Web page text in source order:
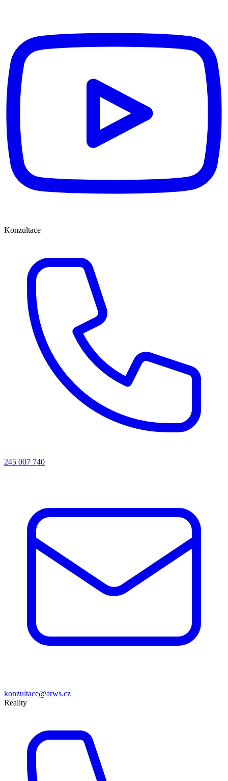
Konzultace
245 007 740
konzultace@arws.cz
Reality